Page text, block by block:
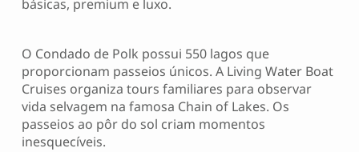
básicas, premium e luxo.
O Condado de Polk possui 550 lagos que
proporcionam passeios únicos. A Living Water Boat
Cruises organiza tours familiares para observar
vida selvagem na famosa Chain of Lakes. Os
passeios ao pôr do sol criam momentos
inesquecíveis.